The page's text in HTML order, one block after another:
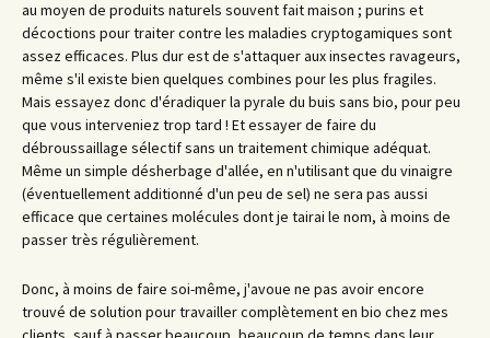
au moyen de produits naturels souvent fait maison ; purins et
décoctions pour traiter contre les maladies cryptogamiques sont
assez efficaces. Plus dur est de s'attaquer aux insectes ravageurs,
même s'il existe bien quelques combines pour les plus fragiles.
Mais essayez donc d'éradiquer la pyrale du buis sans bio, pour peu
que vous interveniez trop tard ! Et essayer de faire du
débroussaillage sélectif sans un traitement chimique adéquat.
Même un simple désherbage d'allée, en n'utilisant que du vinaigre
(éventuellement additionné d'un peu de sel) ne sera pas aussi
efficace que certaines molécules dont je tairai le nom, à moins de
passer très régulièrement.
Donc, à moins de faire soi-même, j'avoue ne pas avoir encore
trouvé de solution pour travailler complètement en bio chez mes